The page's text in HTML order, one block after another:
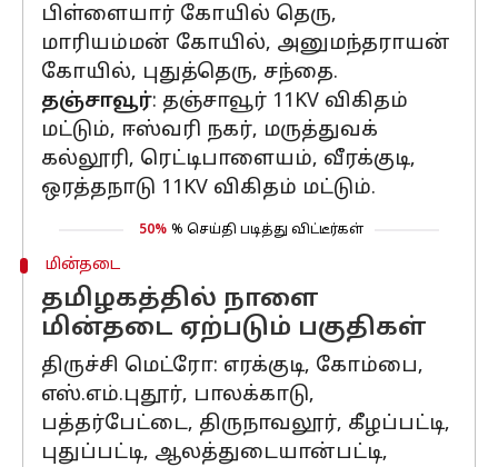
பிள்ளையார் கோயில் தெரு,
மாரியம்மன் கோயில், அனுமந்தராயன்
கோயில், புதுத்தெரு, சந்தை.
தஞ்சாவூர்: தஞ்சாவூர் 11KV விகிதம்
மட்டும், ஈஸ்வரி நகர், மருத்துவக்
கல்லூரி, ரெட்டிபாளையம், வீரக்குடி,
ஒரத்தநாடு 11KV விகிதம் மட்டும்.
50% % செய்தி படித்து விட்டீர்கள்
மின்தடை
தமிழகத்தில் நாளை
மின்தடை ஏற்படும் பகுதிகள்
திருச்சி மெட்ரோ: எரக்குடி, கோம்பை,
எஸ்.எம்.புதூர், பாலக்காடு,
பத்தர்பேட்டை, திருநாவலூர், கீழப்பட்டி,
புதுப்பட்டி, ஆலத்துடையான்பட்டி,